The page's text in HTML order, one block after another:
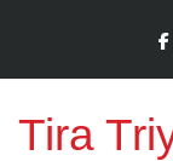
Tira